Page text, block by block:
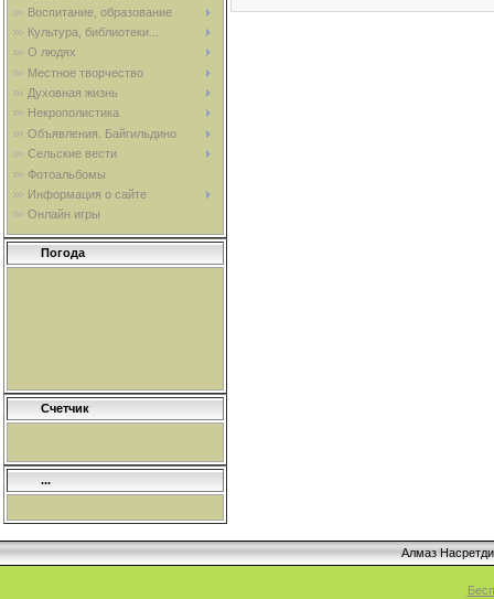
Воспитание, образование
Культура, библиотеки...
О людях
Местное творчество
Духовная жизнь
Некрополистика
Объявления. Байгильдино
Сельские вести
Фотоальбомы
Информация о сайте
Онлайн игры
Погода
Счетчик
...
Алмаз